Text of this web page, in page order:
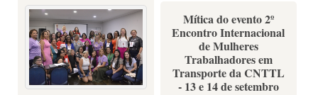
Mítica do evento 2º
Encontro Internacional
de Mulheres
Trabalhadores em
Transporte da CNTTL
- 13 e 14 de setembro